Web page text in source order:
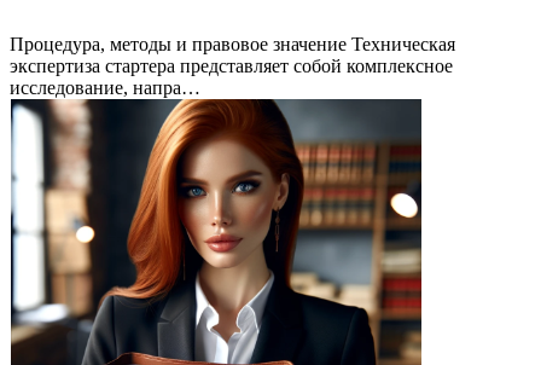
Процедура, методы и правовое значение Техническая
экспертиза стартера представляет собой комплексное
исследование, напра…